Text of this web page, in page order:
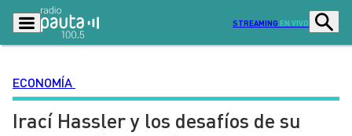
STREAMING EN VIVO
Podcasts Programas
ECONOMÍA
Irací Hassler y los desafíos de su